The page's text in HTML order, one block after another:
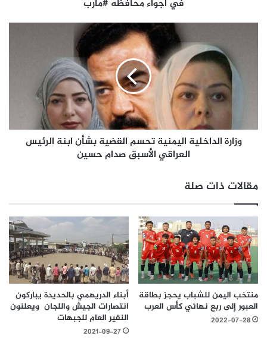
في أجواء محافظه #مأرب
وزارة الداخلية اليمنية تحسم القضية بشأن ابنة الرئيس
العراقي الأسبق صدام حسين
مقالات ذات صلة
منتخب اليمن للشباب يحجز بطاقة
العبور إلى ربع نهائي كأس العرب
2022-07-28
أبناء الدريهمي بالحديدة يباركون
انتصارات الجيش واللجان ويعلنون
النفير العام للجبهات
2021-09-27